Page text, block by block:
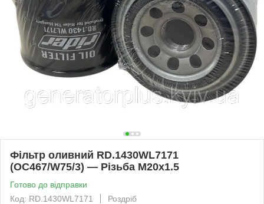
Фільтр оливний RD.1430WL7171
(OC467/W75/3) — Різьба M20x1.5
Готово до відправки
Код: RD.1430WL7171
Роздріб